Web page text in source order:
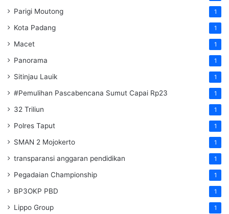
Parigi Moutong 1
Kota Padang 1
Macet 1
Panorama 1
Sitinjau Lauik 1
#Pemulihan Pascabencana Sumut Capai Rp23 1
32 Triliun 1
Polres Taput 1
SMAN 2 Mojokerto 1
transparansi anggaran pendidikan 1
Pegadaian Championship 1
BP3OKP PBD 1
Lippo Group 1